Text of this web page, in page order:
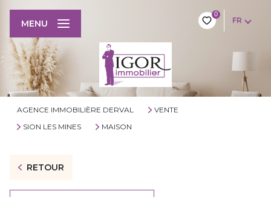
0
FR
MENU
AGENCE IMMOBILIÈRE DERVAL
VENTE
SION LES MINES
MAISON
RETOUR